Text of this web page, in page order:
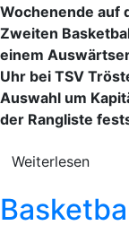
Wochenende auf
Zweiten
einem
Uhr bei TSV
Auswahl um
der Rangliste
Weiterlesen